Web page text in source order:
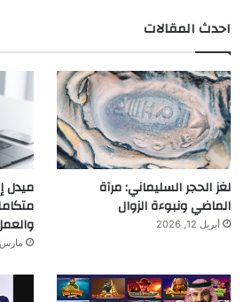
احدث المقالات
لغز الحجر السليماني: مرآة
الماضي ونبوءة الزوال
أبريل 12, 2026
ميدل
مارس 18, 2026